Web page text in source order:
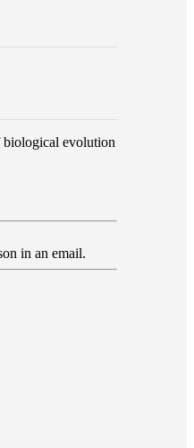
biological evolution
in an email.